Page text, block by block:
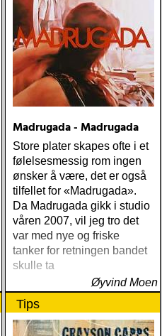
Madrugada - Madrugada
Store plater skapes ofte i et
følelsesmessig rom ingen
ønsker å være, det er også
tilfellet for «Madrugada».
Da Madrugada gikk i studio
våren 2007, vil jeg tro det
var med nye og friske
tanker for retningen bandet
skulle ta
Øyvind Moen
Tips